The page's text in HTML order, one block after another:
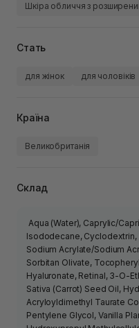
Шкіра обличчя з
Стать
для жінок для чоловіків
Країна
Великобританія
Склад
Aqua (Water), Caprylic/
Isododecane,
Sodium Acrylate/Sodium
Sorbitan Olivate,
Hyaluronate, Retinal, 3-O-
Sativa (Carrot) Seed Oil,
Acryloyldimethyl Taurate
Pentylene Glycol, Vanilla